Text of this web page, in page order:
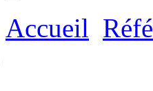
Accueil